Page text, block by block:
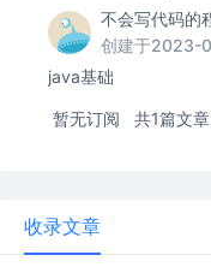
不会写代码的
创建于2023-
java基础
暂无订阅 共1篇文章
收录文章